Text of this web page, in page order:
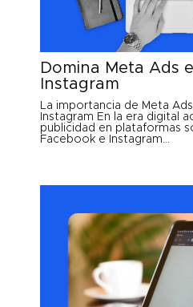
Domina Meta Ads
Instagram
La importancia de Meta
Instagram En la era digital
publicidad en plataformas
Facebook e Instagram...